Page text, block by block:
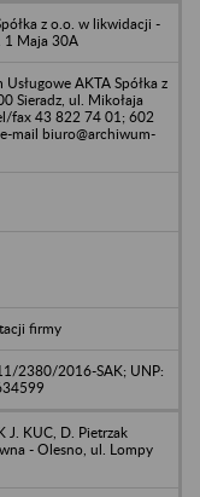
z o.o. w likwidacji -
1 Maja 30A
AKTA Spółka z
Sieradz, ul. Mikołaja
fax 43 822 74 01; 602
mail biuro@archiwum-
firmy
2380/2016-SAK; UNP:
J. KUC, D. Pietrzak
- Olesno, ul. Lompy